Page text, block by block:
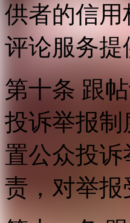
供者的信
评论服务
第十条 跟
投诉举报
置公众投
责，对举